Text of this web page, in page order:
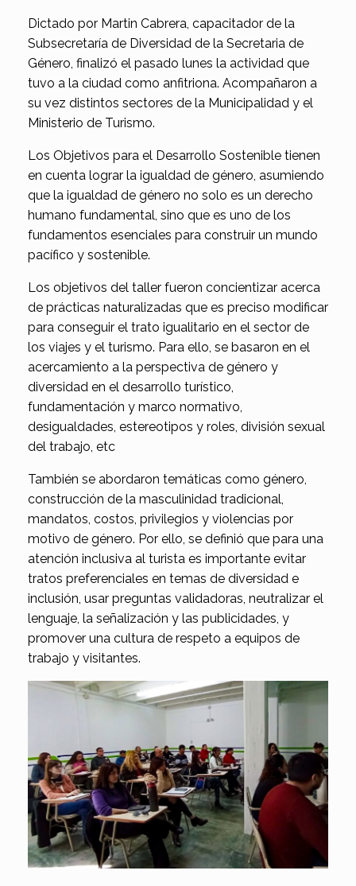
Dictado por Martin Cabrera, capacitador de la
Subsecretaría de Diversidad de la Secretaria de
Género, finalizó el pasado lunes la actividad que
tuvo a la ciudad como anfitriona. Acompañaron a
su vez distintos sectores de la Municipalidad y el
Ministerio de Turismo.
Los Objetivos para el Desarrollo Sostenible tienen
en cuenta lograr la igualdad de género, asumiendo
que la igualdad de género no solo es un derecho
humano fundamental, sino que es uno de los
fundamentos esenciales para construir un mundo
pacífico y sostenible.
Los objetivos del taller fueron concientizar acerca
de prácticas naturalizadas que es preciso modificar
para conseguir el trato igualitario en el sector de
los viajes y el turismo. Para ello, se basaron en el
acercamiento a la perspectiva de género y
diversidad en el desarrollo turístico,
fundamentación y marco normativo,
desigualdades, estereotipos y roles, división sexual
del trabajo, etc
También se abordaron temáticas como género,
construcción de la masculinidad tradicional,
mandatos, costos, privilegios y violencias por
motivo de género. Por ello, se definió que para una
atención inclusiva al turista es importante evitar
tratos preferenciales en temas de diversidad e
inclusión, usar preguntas validadoras, neutralizar el
lenguaje, la señalización y las publicidades, y
promover una cultura de respeto a equipos de
trabajo y visitantes.